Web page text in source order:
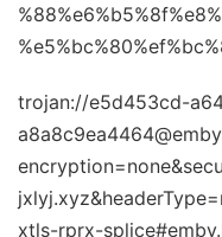
trojan://e5d453cd-
xtls-rprx-